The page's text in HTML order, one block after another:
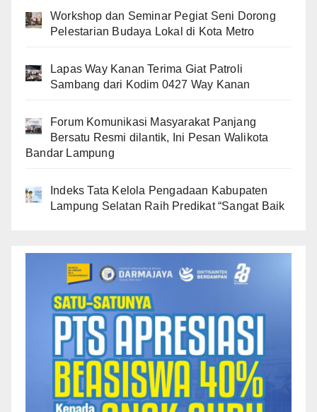
Workshop dan Seminar Pegiat Seni Dorong
Pelestarian Budaya Lokal di Kota Metro
Lapas Way Kanan Terima Giat Patroli
Sambang dari Kodim 0427 Way Kanan
Forum Komunikasi Masyarakat Panjang
Bersatu Resmi dilantik, Ini Pesan Walikota
Bandar Lampung
Indeks Tata Kelola Pengadaan Kabupaten
Lampung Selatan Raih Predikat “Sangat Baik